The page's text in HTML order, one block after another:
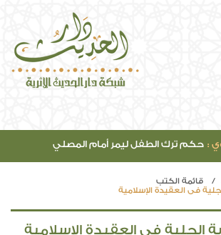
: حكم ترك الطفل ليمر أمام المصلي
قائمة الكتب
في العقيدة الإسلامية
الجلية في العقيدة الإسلامية